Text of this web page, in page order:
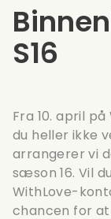
S16
Fra 10. april
du heller ikke
arrangerer vi
sæson 16. Vil
WithLove-
chancen for